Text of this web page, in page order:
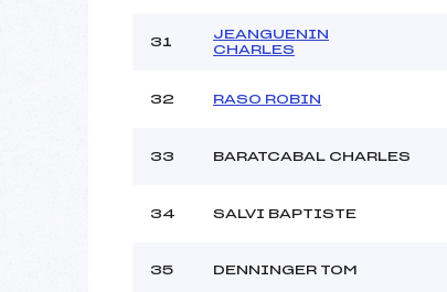
31
JEANGUENIN
CHARLES
32 RASO ROBIN
33 BARATCABAL CHARLES
34 SALVI BAPTISTE
35 DENNINGER TOM